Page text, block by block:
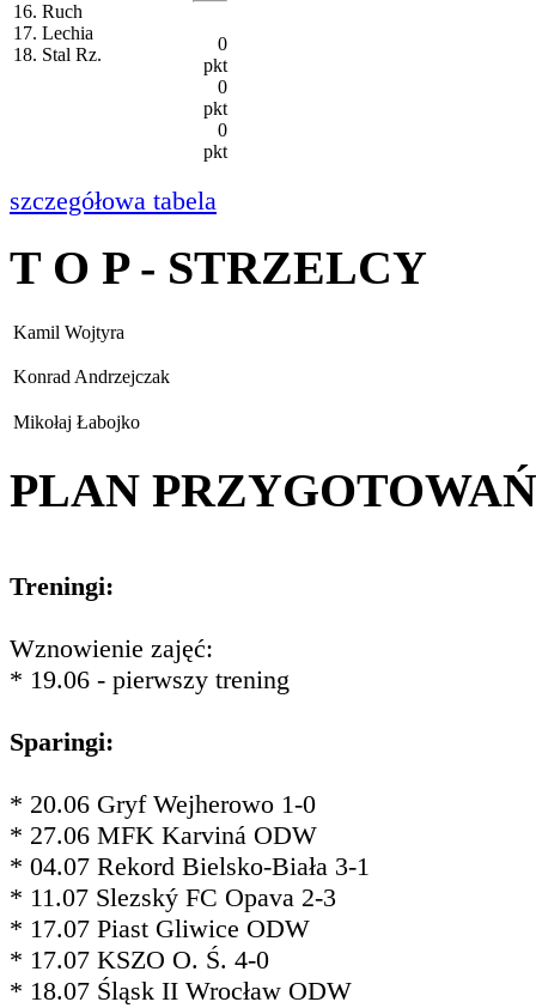
16. Ruch
17. Lechia
18. Stal Rz.
0
pkt
0
pkt
0
pkt
szczegółowa tabela
T O P - STRZELCY
Kamil Wojtyra
Konrad Andrzejczak
Mikołaj Łabojko
PLAN PRZYGOTOWAŃ
Treningi:
Wznowienie zajęć:
* 19.06 - pierwszy trening
Sparingi:
* 20.06 Gryf Wejherowo 1-0
* 27.06 MFK Karviná ODW
* 04.07 Rekord Bielsko-Biała 3-1
* 11.07 Slezský FC Opava 2-3
* 17.07 Piast Gliwice ODW
* 17.07 KSZO O. Ś. 4-0
* 18.07 Śląsk II Wrocław ODW